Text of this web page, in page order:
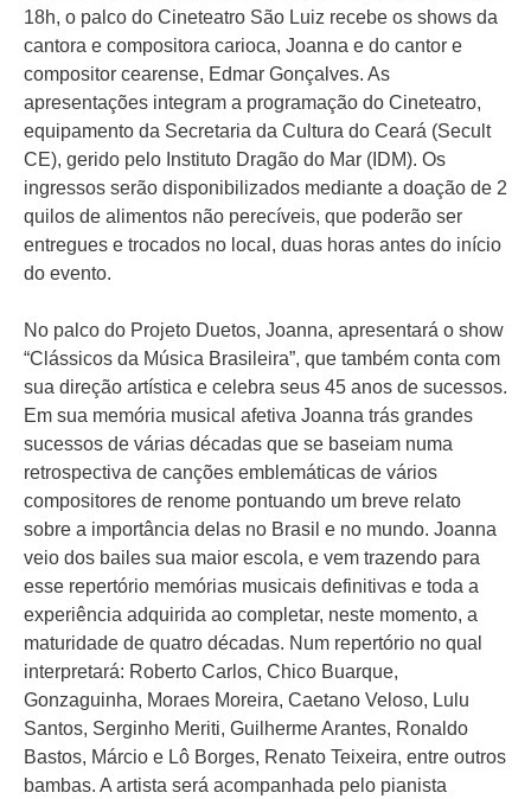
18h, o palco do Cineteatro São Luiz recebe os shows da
cantora e compositora carioca, Joanna e do cantor e
compositor cearense, Edmar Gonçalves. As
apresentações integram a programação do Cineteatro,
equipamento da Secretaria da Cultura do Ceará (Secult
CE), gerido pelo Instituto Dragão do Mar (IDM). Os
ingressos serão disponibilizados mediante a doação de 2
quilos de alimentos não perecíveis, que poderão ser
entregues e trocados no local, duas horas antes do início
do evento.
No palco do Projeto Duetos, Joanna, apresentará o show
“Clássicos da Música Brasileira”, que também conta com
sua direção artística e celebra seus 45 anos de sucessos.
Em sua memória musical afetiva Joanna trás grandes
sucessos de várias décadas que se baseiam numa
retrospectiva de canções emblemáticas de vários
compositores de renome pontuando um breve relato
sobre a importância delas no Brasil e no mundo. Joanna
veio dos bailes sua maior escola, e vem trazendo para
esse repertório memórias musicais definitivas e toda a
experiência adquirida ao completar, neste momento, a
maturidade de quatro décadas. Num repertório no qual
interpretará: Roberto Carlos, Chico Buarque,
Gonzaguinha, Moraes Moreira, Caetano Veloso, Lulu
Santos, Serginho Meriti, Guilherme Arantes, Ronaldo
Bastos, Márcio e Lô Borges, Renato Teixeira, entre outros
bambas. A artista será acompanhada pelo pianista